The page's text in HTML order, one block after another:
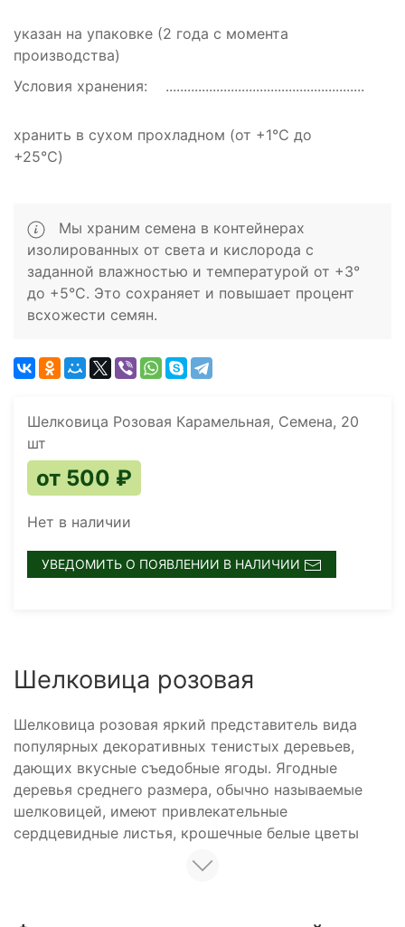
указан на упаковке (2 года с момента
производства)
Условия хранения:
хранить в сухом прохладном (от +1℃ до
+25℃)
Мы храним семена в контейнерах
изолированных от света и кислорода с
заданной влажностью и температурой от +3°
до +5°C. Это сохраняет и повышает процент
всхожести семян.
Шелковица Розовая Карамельная, Семена, 20
шт
от 500 ₽
Нет в наличии
УВЕДОМИТЬ О ПОЯВЛЕНИИ В НАЛИЧИИ
Шелковица розовая
Шелковица розовая яркий представитель вида
популярных декоративных тенистых деревьев,
дающих вкусные съедобные ягоды. Ягодные
деревья среднего размера, обычно называемые
шелковицей, имеют привлекательные
сердцевидные листья, крошечные белые цветы
толстая серовато-коричневая.